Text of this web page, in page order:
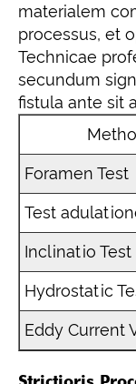
materialem
processus, et
Technicae
secundum
fistula ante sit
Foramen Test
Test
Inclinatio Test
Hydrostatic
Eddy Current